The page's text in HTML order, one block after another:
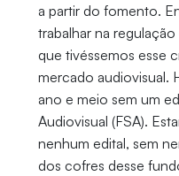
a partir do fomento.
trabalhar na
que tivéssemos esse
mercado audiovisual.
ano e meio sem um
Audiovisual (FSA).
nenhum edital, sem
dos cofres desse